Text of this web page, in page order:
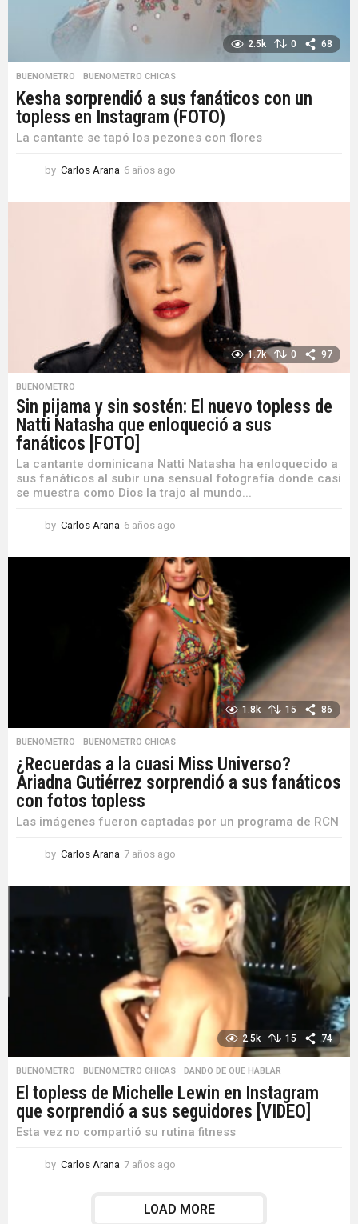
2.5k 0 68
BUENOMETRO ,BUENOMETRO CHICAS
Kesha sorprendió a sus fanáticos con un
topless en Instagram (FOTO)
La cantante se tapó los pezones con flores
by Carlos Arana 6 años ago
ñ
a
g
1.7k 0 97
BUENOMETRO
Sin pijama y sin sostén: El nuevo topless de
Natti Natasha que enloqueció a sus
fanáticos [FOTO]
La cantante dominicana Natti Natasha ha enloquecido a
sus fanáticos al subir una sensual fotografía donde casi
se muestra como Dios la trajo al mundo...
by Carlos Arana 6 años ago
ñ
o
s
a
g
o
1.8k 15 86
BUENOMETRO ,BUENOMETRO CHICAS
¿Recuerdas a la cuasi Miss Universo?
Ariadna Gutiérrez sorprendió a sus fanáticos
con fotos topless
Las imágenes fueron captadas por un programa de RCN
by Carlos Arana 7 años ago
ñ
o
s
a
g
o
2.5k 15 74
BUENOMETRO ,BUENOMETRO CHICAS ,DANDO DE QUE HABLAR
El topless de Michelle Lewin en Instagram
que sorprendió a sus seguidores [VIDEO]
Esta vez no compartió su rutina fitness
by Carlos Arana 7 años ago
LOAD MORE